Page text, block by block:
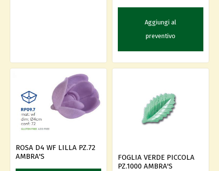
Aggiungi al
preventivo
ROSA D4 WF LILLA PZ.72
AMBRA'S
FOGLIA VERDE PICCOLA
PZ.1000 AMBRA'S